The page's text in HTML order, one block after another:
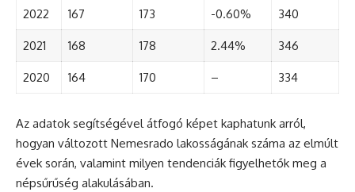
2022 167 173 -0.60% 340
2021 168 178 2.44% 346
2020 164 170 – 334
Az adatok segítségével átfogó képet kaphatunk arról,
hogyan változott Nemesrado lakosságának száma az elmúlt
évek során, valamint milyen tendenciák figyelhetők meg a
népsűrűség alakulásában.